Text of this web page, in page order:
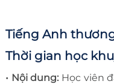
Tiếng Anh
Thời gian học
• Nội dung: Học viên